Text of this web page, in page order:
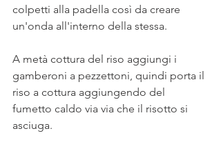
colpetti alla padella così da creare
un'onda all'interno della stessa.
A metà cottura del riso aggiungi i
gamberoni a pezzettoni, quindi porta il
riso a cottura aggiungendo del
fumetto caldo via via che il risotto si
asciuga.